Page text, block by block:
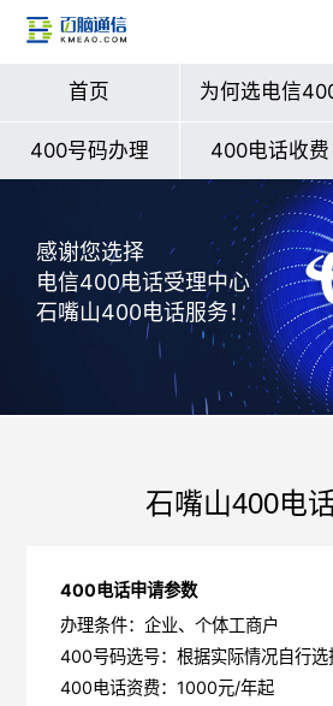
首页 为何选电信
400号码办理 400电话收费
感谢您选择
电信400电话受理中心
石嘴山400电话服务！
石嘴山400电
400电话申请参数
办理条件：企业、个体工商户
400号码选号：根据实际情况自行选
400电话资费：1000元/年起